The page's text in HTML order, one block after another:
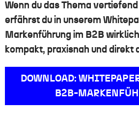
Wenn du das Thema
erfährst du in unserem
Markenführung im B2B
kompakt, praxisnah und direkt
DOWNLOAD:
B2B-